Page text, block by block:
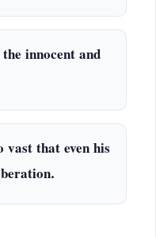
innocent and
vast that even his